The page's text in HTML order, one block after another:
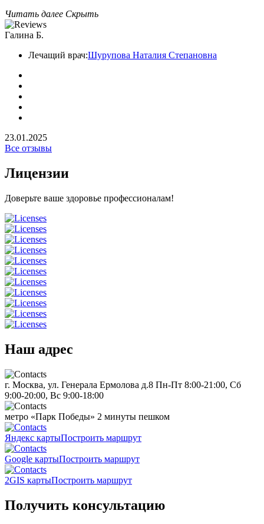
Читать далее Скрыть
Галина Б.
Лечащий врач:Шурупова Наталия Степановна
23.01.2025
Все отзывы
Лицензии
Доверьте ваше здоровье профессионалам!
Наш адрес
г. Москва, ул. Генерала Ермолова д.8 Пн-Пт 8:00-21:00, Сб
9:00-20:00, Вс 9:00-18:00
метро «Парк Победы» 2 минуты пешком
Яндекс картыПостроить маршрут
Google картыПостроить маршрут
2GIS картыПостроить маршрут
Получить консультацию